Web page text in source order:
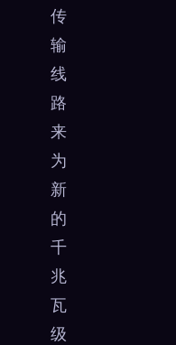
传
输
线
路
来
为
新
的
千
兆
瓦
级